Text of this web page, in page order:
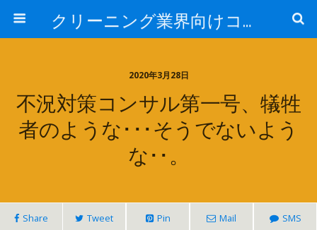
クリーニング業界向けコンサルタントブログ:日本売上アップ研究所-中西正人
2020年3月28日
不況対策コンサル第一号、犠牲
者のような･･･そうでないよう
な･･。
Share Tweet Pin Mail SMS